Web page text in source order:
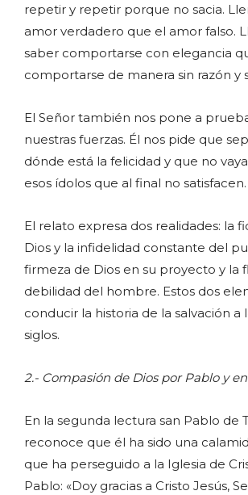
repetir y repetir porque no sacia.
amor verdadero que el amor falso.
saber comportarse con elegancia
comportarse de manera sin razón y
El Señor también nos pone a
nuestras fuerzas. Él nos pide que
dónde está la felicidad y que no
esos ídolos que al final no satisfacen.
El relato expresa dos realidades: la
Dios y la infidelidad constante del
firmeza de Dios en su proyecto y la
debilidad del hombre. Estos dos
conducir la historia de la salvación a
siglos.
2.- Compasión de Dios por Pablo y
En la segunda lectura san Pablo de
reconoce que él ha sido una
que ha perseguido a la Iglesia de
Pablo: «Doy gracias a Cristo Jesús,